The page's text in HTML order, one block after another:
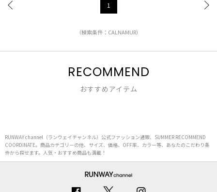
1
（検索条件：CALNAMUR）
RECOMMEND
おすすめアイテム
RUNWAY channel（ランウェイチャンネル）公式ファッション通販、SUMMER RECOMMEND
COORDINATE。商品カテゴリーの他、サイズ、価格、OFF率、カラー等、あなたのこだわり条
件から探せます。人気・おすすめ商品も満載！